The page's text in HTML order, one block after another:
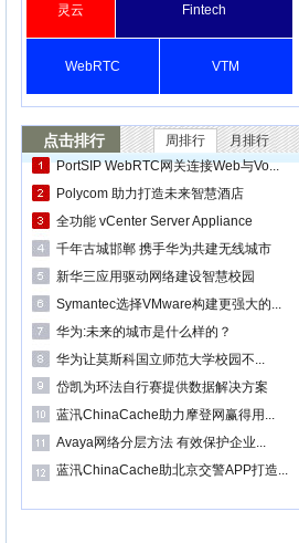
灵云 Fintech
WebRTC VTM
点击排行 周排行
月排行
PortSIP WebRTC网关连接Web与Vo...
Polycom 助力打造未来智慧酒店
全功能 vCenter Server Appliance
千年古城邯郸 携手华为共建无线城市
新华三应用驱动网络建设智慧校园
Symantec选择VMware构建更强大的...
华为:未来的城市是什么样的？
华为让莫斯科国立师范大学校园不...
岱凯为环法自行赛提供数据解决方案
蓝汛ChinaCache助力摩登网赢得用...
Avaya网络分层方法 有效保护企业...
蓝汛ChinaCache助北京交警APP打造...